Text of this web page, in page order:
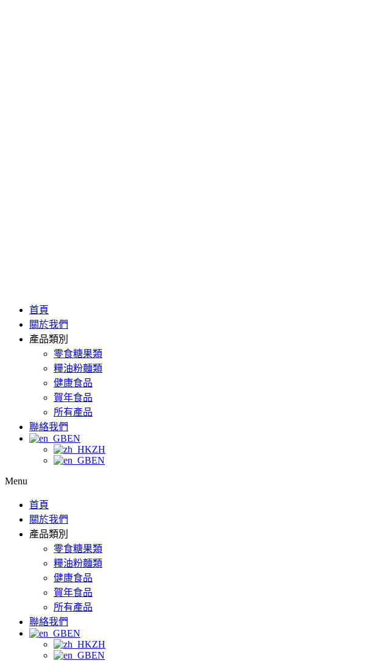
首頁
關於我們
產品類別
零食糖果類
糧油粉麵類
健康食品
賀年食品
所有產品
聯絡我們
EN
ZH
EN
Menu
首頁
關於我們
產品類別
零食糖果類
糧油粉麵類
健康食品
賀年食品
所有產品
聯絡我們
EN
ZH
EN